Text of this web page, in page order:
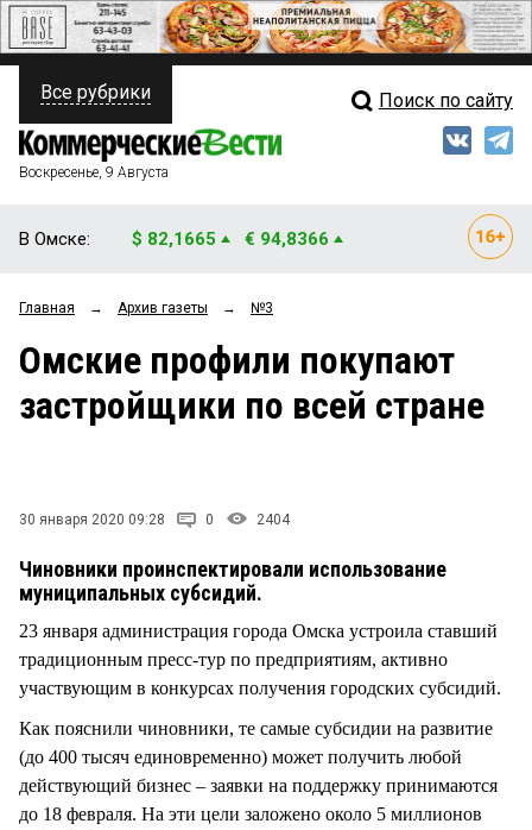
ПОЛИТИКА
ФИНАНСЫ
ОБЩЕСТВО
ЗАКОН
НОВОСТИ КОМПАНИЙ
СТИЛЬ ЖИЗНИ
Свежий выпуск
Рейтинги
Блоги
Все рубрики Поиск по сайту
Воскресенье, 9 Августа
В Омске: $ 82,1665 € 94,8366
Главная → Архив газеты → №3
Омские профили покупают
застройщики по всей стране
30 января 2020 09:28 0 2404
Чиновники проинспектировали использование
муниципальных субсидий.
23 января администрация города Омска устроила ставший
традиционным пресс-тур по предприятиям, активно
участвующим в конкурсах получения городских субсидий.
Как пояснили чиновники, те самые субсидии на развитие
(до 400 тысяч единовременно) может получить любой
действующий бизнес – заявки на поддержку принимаются
до 18 февраля. На эти цели заложено около 5 миллионов